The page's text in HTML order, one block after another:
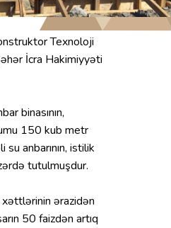
Texnoloji
İcra Hakimiyyəti
binasının,
150 kub metr
anbarının, istilik
tutulmuşdur.
xəttlərinin ərazidən
50 faizdən artıq